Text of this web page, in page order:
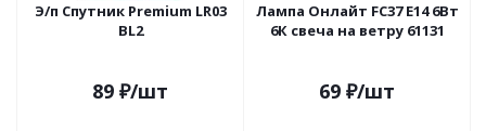
Э/п Спутник Premium LR03
ВL2
89 ₽/шт
Лампа Онлайт FC37 Е14 6Вт
6К свеча на ветру 61131
69 ₽/шт